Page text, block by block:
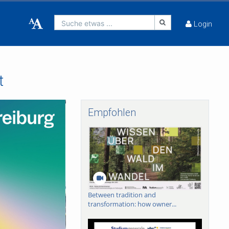
Suche etwas ... Login
Empfohlen
Between tradition and
transformation: how owner...